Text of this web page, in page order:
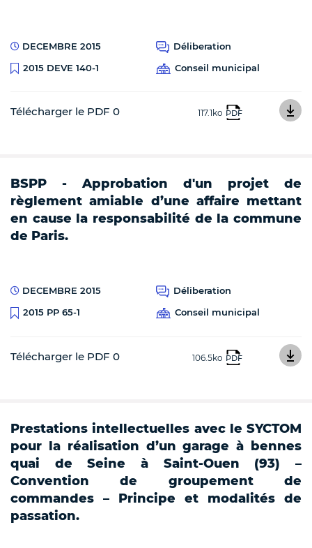
DECEMBRE 2015
Déliberation
2015 DEVE 140-1
Conseil municipal
Télécharger le PDF 0 117.1ko PDF
BSPP - Approbation d'un projet de
règlement amiable d’une affaire mettant
en cause la responsabilité de la commune
de Paris.
DECEMBRE 2015
Déliberation
2015 PP 65-1
Conseil municipal
Télécharger le PDF 0 106.5ko PDF
Prestations intellectuelles avec le SYCTOM
pour la réalisation d’un garage à bennes
quai de Seine à Saint-Ouen (93) –
Convention de groupement de
commandes – Principe et modalités de
passation.